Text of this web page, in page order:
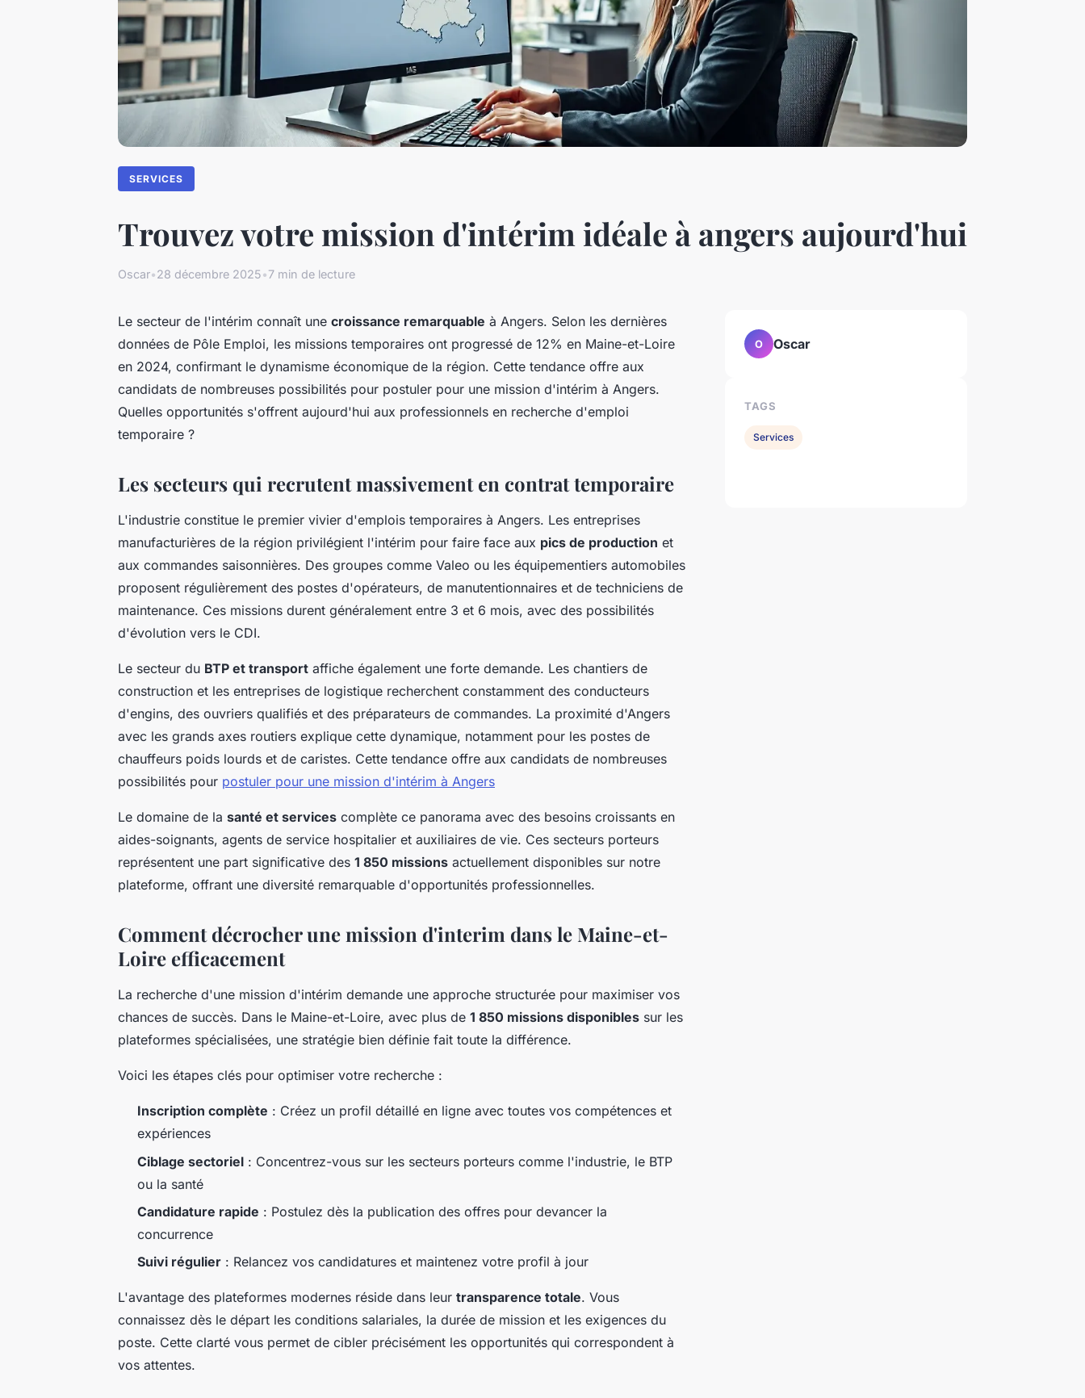
SERVICES
Trouvez votre mission d'intérim idéale à angers aujourd'hui
Oscar•28 décembre 2025•7 min de lecture
Le secteur de l'intérim connaît une croissance remarquable à Angers. Selon les dernières
données de Pôle Emploi, les missions temporaires ont progressé de 12% en Maine-et-Loire
en 2024, confirmant le dynamisme économique de la région. Cette tendance offre aux
candidats de nombreuses possibilités pour postuler pour une mission d'intérim à Angers.
Quelles opportunités s'offrent aujourd'hui aux professionnels en recherche d'emploi
temporaire ?
Les secteurs qui recrutent massivement en contrat temporaire
L'industrie constitue le premier vivier d'emplois temporaires à Angers. Les entreprises
manufacturières de la région privilégient l'intérim pour faire face aux pics de production et
aux commandes saisonnières. Des groupes comme Valeo ou les équipementiers automobiles
proposent régulièrement des postes d'opérateurs, de manutentionnaires et de techniciens de
maintenance. Ces missions durent généralement entre 3 et 6 mois, avec des possibilités
d'évolution vers le CDI.
Le secteur du BTP et transport affiche également une forte demande. Les chantiers de
construction et les entreprises de logistique recherchent constamment des conducteurs
d'engins, des ouvriers qualifiés et des préparateurs de commandes. La proximité d'Angers
avec les grands axes routiers explique cette dynamique, notamment pour les postes de
chauffeurs poids lourds et de caristes. Cette tendance offre aux candidats de nombreuses
possibilités pour postuler pour une mission d'intérim à Angers
Le domaine de la santé et services complète ce panorama avec des besoins croissants en
aides-soignants, agents de service hospitalier et auxiliaires de vie. Ces secteurs porteurs
représentent une part significative des 1 850 missions actuellement disponibles sur notre
plateforme, offrant une diversité remarquable d'opportunités professionnelles.
Comment décrocher une mission d'interim dans le Maine-et-
Loire efficacement
La recherche d'une mission d'intérim demande une approche structurée pour maximiser vos
chances de succès. Dans le Maine-et-Loire, avec plus de 1 850 missions disponibles sur les
plateformes spécialisées, une stratégie bien définie fait toute la différence.
Voici les étapes clés pour optimiser votre recherche :
Inscription complète : Créez un profil détaillé en ligne avec toutes vos compétences et
expériences
Ciblage sectoriel : Concentrez-vous sur les secteurs porteurs comme l'industrie, le BTP
ou la santé
Candidature rapide : Postulez dès la publication des offres pour devancer la
concurrence
Suivi régulier : Relancez vos candidatures et maintenez votre profil à jour
L'avantage des plateformes modernes réside dans leur transparence totale. Vous
connaissez dès le départ les conditions salariales, la durée de mission et les exigences du
poste. Cette clarté vous permet de cibler précisément les opportunités qui correspondent à
vos attentes.
O Oscar
TAGS
Services